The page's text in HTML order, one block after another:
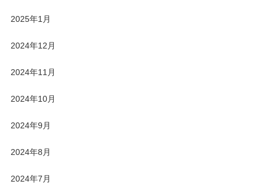
2025年1月
2024年12月
2024年11月
2024年10月
2024年9月
2024年8月
2024年7月